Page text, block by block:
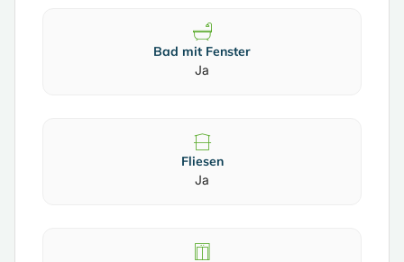
Bad mit Fenster
Ja
Fliesen
Ja